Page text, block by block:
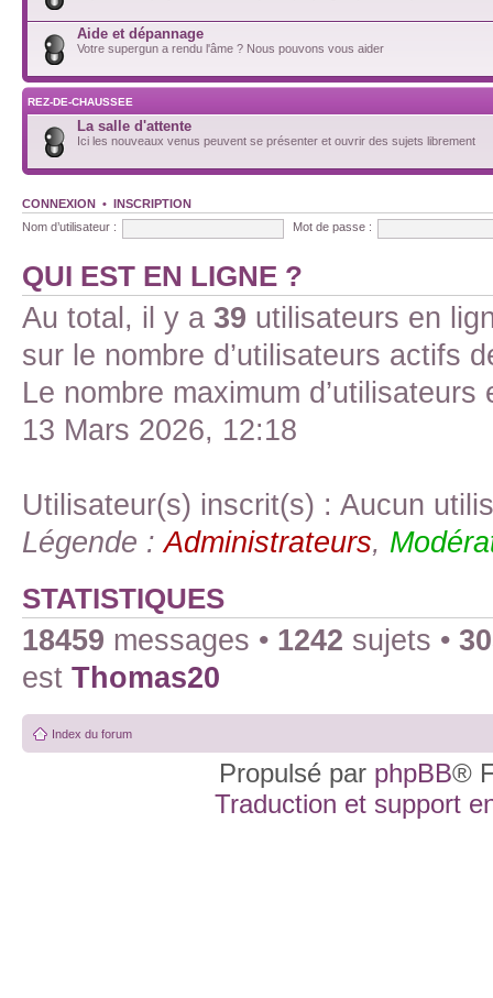
Aide et dépannage
Votre supergun a rendu l'âme ? Nous pouvons vous aider
REZ-DE-CHAUSSEE
La salle d'attente
Ici les nouveaux venus peuvent se présenter et ouvrir des sujets librement
CONNEXION • INSCRIPTION
Nom d’utilisateur :
Mot de passe :
QUI EST EN LIGNE ?
Au total, il y a 39 utilisateurs en
sur le nombre d’utilisateurs actifs
Le nombre maximum
13 Mars 2026, 12:18
Utilisateur(s) inscrit(s) : Aucun
Légende :Administrateurs,
STATISTIQUES
18459 messages • 1242 sujets •
est Thomas20
Index du forum
Propulsé par phpBB®
Traduction et support